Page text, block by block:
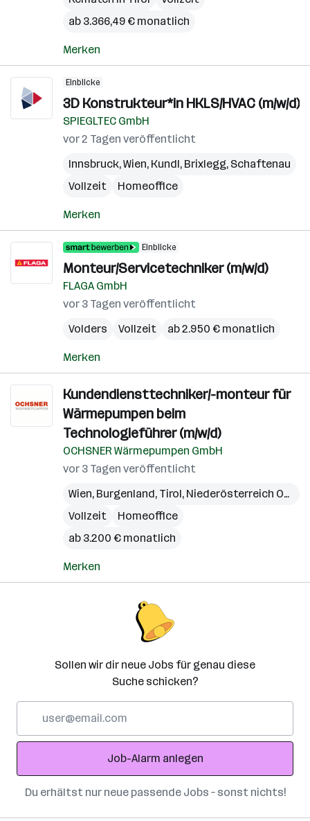
ab 3.366,49 € monatlich
Merken
Einblicke
3D Konstrukteur*in HKLS/HVAC (m/w/d)
SPIEGLTEC GmbH
vor 2 Tagen veröffentlicht
Innsbruck,Wien, Kundl, Brixlegg, Schaftenau
Vollzeit
Homeoffice
Merken
Einblicke
Monteur/Servicetechniker (m/w/d)
FLAGA GmbH
vor 3 Tagen veröffentlicht
Volders
Vollzeit ab 2.950 € monatlich
Merken
Kundendiensttechniker/-monteur für
Wärmepumpen beim
Technologieführer (m/w/d)
OCHSNER Wärmepumpen GmbH
vor 3 Tagen veröffentlicht
Wien, Burgenland, Tirol, Niederösterreich Ost
Vollzeit
Homeoffice
ab 3.200 € monatlich
Merken
Sollen wir dir neue Jobs für genau diese
Suche schicken?
Adresse
Job-Alarm anlegen
Du erhältst nur neue passende Jobs – sonst nichts!